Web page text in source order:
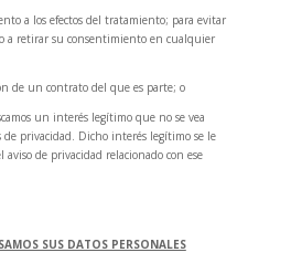
a los efectos del tratamiento; para evitar
a retirar su consentimiento en cualquier
de un contrato del que es parte; o
un interés legítimo que no se vea
de privacidad. Dicho interés legítimo se le
de privacidad relacionado con ese
SUS DATOS PERSONALES